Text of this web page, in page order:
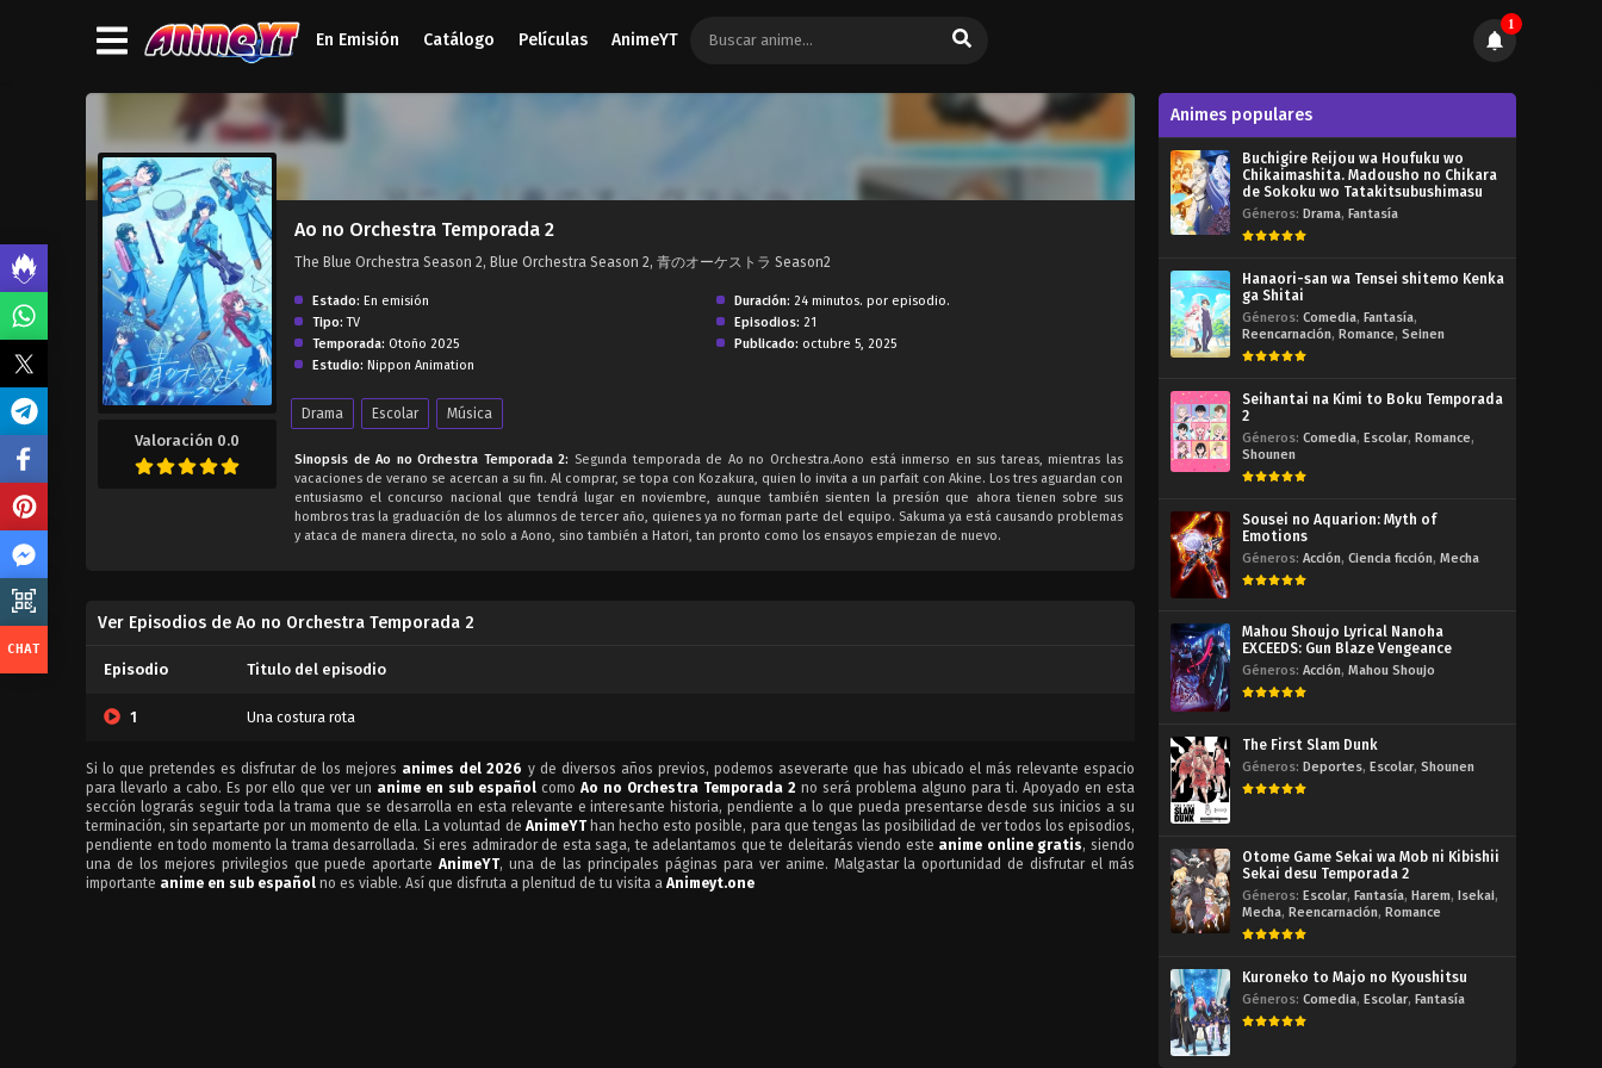
En Emisión Catálogo Películas AnimeYT
1
Valoración 0.0
Ao no Orchestra Temporada 2
The Blue Orchestra Season 2, Blue Orchestra Season 2, 青のオーケストラ Season2
Estado: En emisión
Tipo: TV
Temporada: Otoño 2025
Estudio: Nippon Animation
Duración: 24 minutos. por episodio.
Episodios: 21
Publicado: octubre 5, 2025
Drama Escolar Música
Sinopsis de Ao no Orchestra Temporada 2: Segunda temporada de Ao no Orchestra.Aono está inmerso en sus tareas, mientras las
vacaciones de verano se acercan a su fin. Al comprar, se topa con Kozakura, quien lo invita a un parfait con Akine. Los tres aguardan con
entusiasmo el concurso nacional que tendrá lugar en noviembre, aunque también sienten la presión que ahora tienen sobre sus
hombros tras la graduación de los alumnos de tercer año, quienes ya no forman parte del equipo. Sakuma ya está causando problemas
y ataca de manera directa, no solo a Aono, sino también a Hatori, tan pronto como los ensayos empiezan de nuevo.
Ver Episodios de Ao no Orchestra Temporada 2
Episodio Titulo del episodio
1 Una costura rota
Si lo que pretendes es disfrutar de los mejores animes del 2026 y de diversos años previos, podemos aseverarte que has ubicado el más relevante espacio
para llevarlo a cabo. Es por ello que ver un anime en sub español como Ao no Orchestra Temporada 2 no será problema alguno para ti. Apoyado en esta
sección lograrás seguir toda la trama que se desarrolla en esta relevante e interesante historia, pendiente a lo que pueda presentarse desde sus inicios a su
terminación, sin separtarte por un momento de ella. La voluntad de AnimeYThan hecho esto posible, para que tengas las posibilidad de ver todos los episodios,
pendiente en todo momento la trama desarrollada. Si eres admirador de esta saga, te adelantamos que te deleitarás viendo este anime online gratis, siendo
una de los mejores privilegios que puede aportarteAnimeYT, una de las principales páginas para ver anime. Malgastar la oportunidad de disfrutar el más
importante anime en sub español no es viable. Así que disfruta a plenitud de tu visita a Animeyt.one
Animes populares
Buchigire Reijou wa Houfuku wo
Chikaimashita. Madousho no Chikara
de Sokoku wo Tatakitsubushimasu
Géneros: Drama, Fantasía
Hanaori-san wa Tensei shitemo Kenka
ga Shitai
Géneros: Comedia, Fantasía,
Reencarnación, Romance, Seinen
Seihantai na Kimi to Boku Temporada
2
Géneros: Comedia, Escolar, Romance,
Shounen
Sousei no Aquarion: Myth of
Emotions
Géneros: Acción, Ciencia ficción, Mecha
Mahou Shoujo Lyrical Nanoha
EXCEEDS: Gun Blaze Vengeance
Géneros: Acción, Mahou Shoujo
The First Slam Dunk
Géneros: Deportes, Escolar, Shounen
Otome Game Sekai wa Mob ni Kibishii
Sekai desu Temporada 2
Géneros: Escolar, Fantasía, Harem, Isekai,
Mecha, Reencarnación, Romance
Kuroneko to Majo no Kyoushitsu
Géneros: Comedia, Escolar, Fantasía